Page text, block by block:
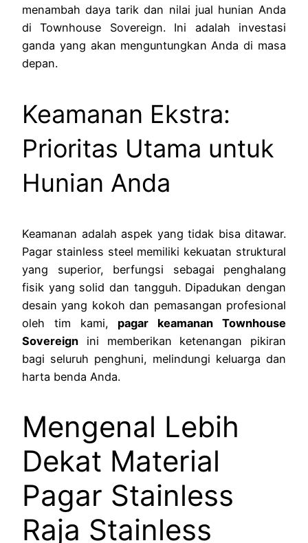
menambah daya tarik dan nilai jual hunian Anda
di Townhouse Sovereign. Ini adalah investasi
ganda yang akan menguntungkan Anda di masa
depan.
Keamanan Ekstra:
Prioritas Utama untuk
Hunian Anda
Keamanan adalah aspek yang tidak bisa ditawar.
Pagar stainless steel memiliki kekuatan struktural
yang superior, berfungsi sebagai penghalang
fisik yang solid dan tangguh. Dipadukan dengan
desain yang kokoh dan pemasangan profesional
oleh tim kami, pagar keamanan Townhouse
Sovereign ini memberikan ketenangan pikiran
bagi seluruh penghuni, melindungi keluarga dan
harta benda Anda.
Mengenal Lebih
Dekat Material
Pagar Stainless
Raja Stainless